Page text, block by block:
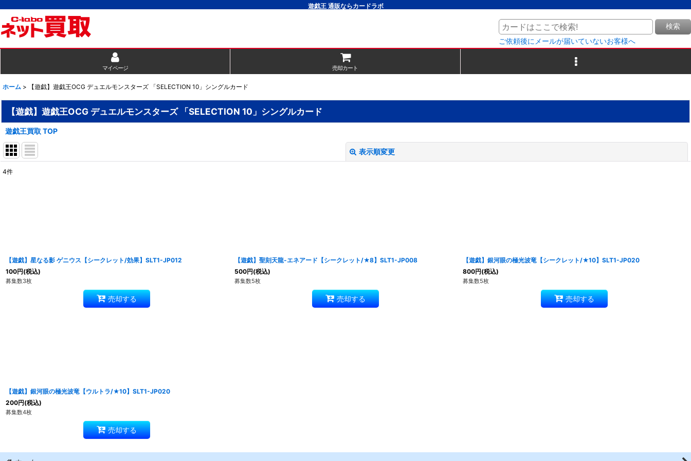
遊戯王 通販ならカードラボ
検索
ご依頼後にメールが届いていないお客様へ
マイページ 売却カート
ホーム > 【遊戯】遊戯王OCG デュエルモンスターズ 「SELECTION 10」シングルカード
【遊戯】遊戯王OCG デュエルモンスターズ 「SELECTION 10」シングルカード
遊戯王買取 TOP
表示順変更
4件
【遊戯】星なる影 ゲニウス【シークレット/効果】SLT1-JP012
100円(税込)
募集数3枚
売却する
【遊戯】聖刻天龍-エネアード【シークレット/★8】SLT1-JP008
500円(税込)
募集数5枚
売却する
【遊戯】銀河眼の極光波竜【シークレット/★10】SLT1-JP020
800円(税込)
募集数5枚
売却する
【遊戯】銀河眼の極光波竜【ウルトラ/★10】SLT1-JP020
200円(税込)
募集数4枚
売却する